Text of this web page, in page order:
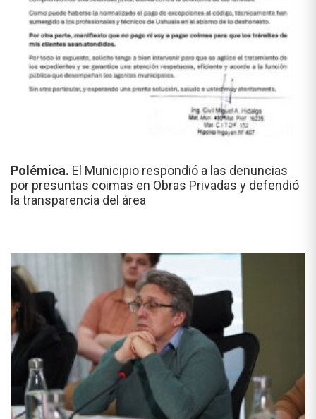
Polémica. El Municipio respondió a las denuncias
por presuntas coimas en Obras Privadas y defendió
la transparencia del área